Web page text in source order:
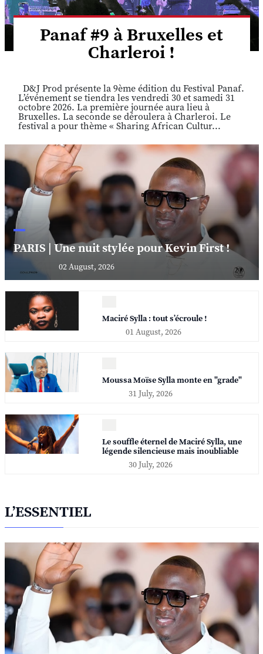
Panaf #9 à Bruxelles et
Charleroi !
D&J Prod présente la 9ème édition du Festival Panaf.
L’événement se tiendra les vendredi 30 et samedi 31
octobre 2026. La première journée aura lieu à
Bruxelles. La seconde se déroulera à Charleroi. Le
festival a pour thème « Sharing African Cultur...
PARIS | Une nuit stylée pour Kevin First !
02 August, 2026
Maciré Sylla : tout s’écroule !
01 August, 2026
Moussa Moïse Sylla monte en "grade"
31 July, 2026
Le souffle éternel de Maciré Sylla, une
légende silencieuse mais inoubliable
30 July, 2026
L’ESSENTIEL